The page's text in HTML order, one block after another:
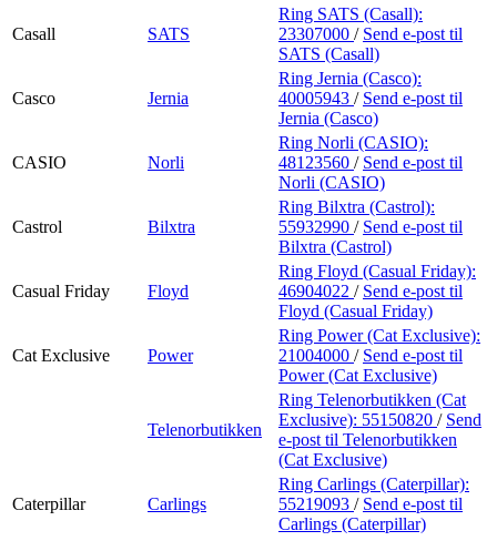
Casall SATS
Ring SATS (Casall):
23307000 / Send e-post til
SATS (Casall)
Casco Jernia
Ring Jernia (Casco):
40005943 / Send e-post til
Jernia (Casco)
CASIO Norli
Ring Norli (CASIO):
48123560 / Send e-post til
Norli (CASIO)
Castrol Bilxtra
Ring Bilxtra (Castrol):
55932990 / Send e-post til
Bilxtra (Castrol)
Casual Friday Floyd
Ring Floyd (Casual Friday):
46904022 / Send e-post til
Floyd (Casual Friday)
Cat Exclusive Power
Ring Power (Cat Exclusive):
21004000 / Send e-post til
Power (Cat Exclusive)
Telenorbutikken
Ring Telenorbutikken (Cat
Exclusive): 55150820 / Send
e-post til Telenorbutikken
(Cat Exclusive)
Caterpillar Carlings
Ring Carlings (Caterpillar):
55219093 / Send e-post til
Carlings (Caterpillar)